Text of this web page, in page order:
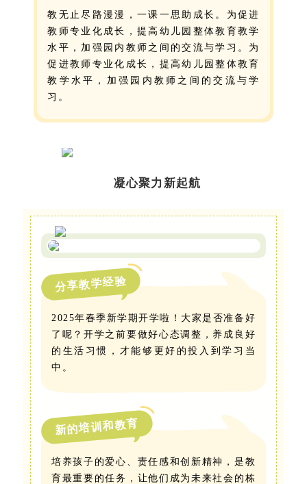
教无止尽路漫漫，一课一思助成长。为促进
教师专业化成长，提高幼儿园整体教育教学
水平，加强园内教师之间的交流与学习。为
促进教师专业化成长，提高幼儿园整体教育
教学水平，加强园内教师之间的交流与学
习。
凝心聚力新起航
分享教学经验
2025年春季新学期开学啦！大家是否准备好
了呢？开学之前要做好心态调整，养成良好
的生活习惯，才能够更好的投入到学习当
中。
新的培训和教育
培养孩子的爱心、责任感和创新精神，是教
育最重要的任务，让他们成为未来社会的栋